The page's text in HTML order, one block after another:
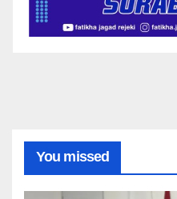
You missed